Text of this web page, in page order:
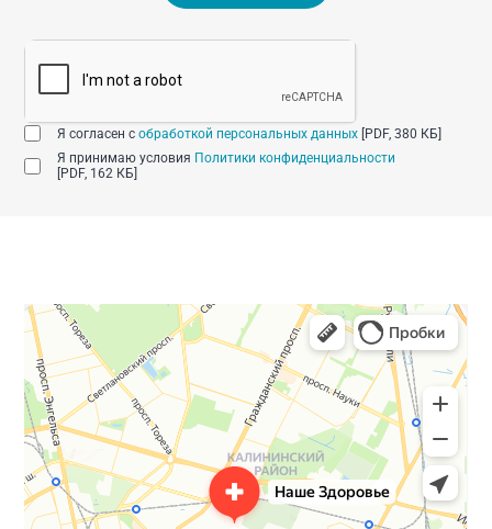
Я согласен собработкой персональных данных [PDF, 380 КБ]
Я принимаю условия Политики конфиденциальности
[PDF, 162 КБ]